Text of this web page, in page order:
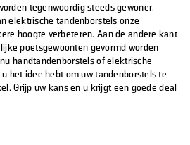
tegenwoordig steeds gewoner.
elektrische tandenborstels onze
hoogte verbeteren. Aan de andere kant
poetsgewoonten gevormd worden
handtandenborstels of elektrische
het idee hebt om uw tandenborstels te
Grijp uw kans en u krijgt een goede deal